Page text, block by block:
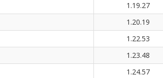
1.19.27
1.20.19
1.22.53
1.23.48
1.24.57